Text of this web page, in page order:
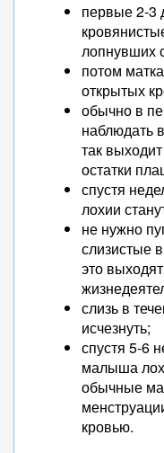
первые 2-3
лопнувших
потом
открытых
обычно в
наблюдать
так
остатки
спустя
лохии
не нужно
слизистые
это
слизь в
исчезнуть;
спустя 5-6
малыша
обычные
кровью.